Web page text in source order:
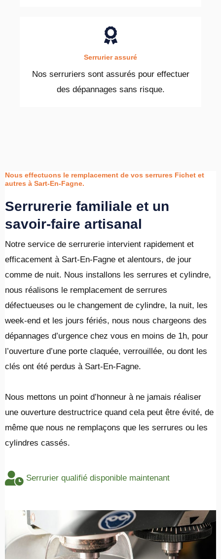
Serrurier assuré
Nos serruriers sont assurés pour effectuer
des dépannages sans risque.
Nous effectuons le remplacement de vos serrures Fichet et
autres à Sart-En-Fagne.
Serrurerie familiale et un
savoir-faire artisanal
Notre service de serrurerie intervient rapidement et
efficacement à Sart-En-Fagne et alentours, de jour
comme de nuit. Nous installons les serrures et cylindre,
nous réalisons le remplacement de serrures
défectueuses ou le changement de cylindre, la nuit, les
week-end et les jours fériés, nous nous chargeons des
dépannages d’urgence chez vous en moins de 1h, pour
l’ouverture d’une porte claquée, verrouillée, ou dont les
clés ont été perdus à Sart-En-Fagne.
​Nous mettons un point d’honneur à ne jamais réaliser
une ouverture destructrice quand cela peut être évité, de
même que nous ne remplaçons que les serrures ou les
cylindres cassés.
Serrurier qualifié disponible maintenant